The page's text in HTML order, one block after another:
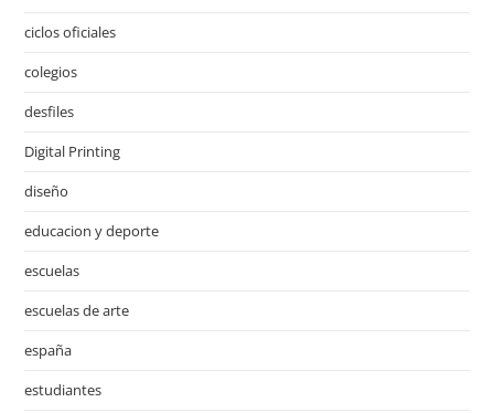
ciclos oficiales
colegios
desfiles
Digital Printing
diseño
educacion y deporte
escuelas
escuelas de arte
españa
estudiantes